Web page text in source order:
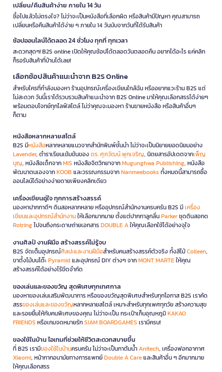
เปลี่ยน/คืนสินค้าง่าย ภายใน 14 วัน
ซื้อไปแล้วไม่ตรงใจ? ไม่ว่าจะเป็นหนังสือที่เลือกผิด หรือสินค้ามีปัญหา คุณสามารถ
เปลี่ยนหรือคืนสินค้าได้ง่าย ๆ ภายใน 14 วันนับจากวันที่ได้รับสินค้า
ช้อปออนไลน์ได้ตลอด 24 ชั่วโมง ทุกที่ ทุกเวลา
สะดวกสุดๆ! B2S online เปิดให้คุณช้อปได้ตลอดวันตลอดคืน อยากได้อะไร แค่คลิก
ก็รอรับสินค้าที่บ้านได้เลย!
เลือกช้อปสินค้าแนะนำจาก B2S Online
สำหรับใครที่กำลังมองหา ร้านอุปกรณ์เครื่องเขียนใกล้ฉัน หรืออยากแวะร้าน B2S แต่
ไม่สะดวก วันนี้เราได้รวบรวมสินค้าแนะนำจาก B2S Online มาให้คุณเลือกสรรได้ง่ายๆ
พร้อมตอบโจทย์ทุกไลฟ์สไตล์ ไม่ว่าคุณจะมองหา ร้านขายหนังสือ หรือสินค้าอื่นๆ
ก็ตาม
หนังสือหลากหลายสไตล์
B2S มีหนังสือหลากหลายแนวจากสำนักพิมพ์ชั้นนำ ไม่ว่าจะเป็นนิยายยอดนิยมอย่าง
Lavender, ตำราเรียนเข้มข้นของดร. ศุภวัฒน์ พุกเจริญ, นิตยสารอัปเดตจากเพ็ญ
บุญ, หนังสือเด็กจากMIS หนังสือจิตวิทยาจากMugunghwa Publishing, หนังสือ
พัฒนาตนเองจากKOOB และวรรณกรรมจากNanmeebooks ทั้งหมดนี้สามารถซื้อ
ออนไลน์ได้อย่างง่ายดายเพียงคลิกเดียว
เครื่องเขียนคู่ใจ ทุกการสร้างสรรค์
มองหาปากกาดีๆ ดินสอหลากหลาย หรืออุปกรณ์สำนักงานครบครัน B2S มีเครื่อง
เขียนและอุปกรณ์สำนักงานให้เลือกมากมาย ตั้งแต่ปากกาลูกลื่นParkerชุดดินสอกด
Rotringไปจนถึงกระดาษถ่ายเอกสารDOUBLE Aให้คุณเลือกใช้ได้อย่างจุใจ
งานศิลป์ งานฝีมือ สร้างสรรค์ไม่รู้จบ
B2S จัดเต็มอุปกรณ์ศิลปะและงานฝีมือสำหรับคนสร้างสรรค์ตัวจริง ทั้งสีไม้Colleen,
ขาตั้งไม้บนโต๊ะPyramidและอุปกรณ์ DIY ต่างๆ จากMONT MARTEให้คุณ
สร้างสรรค์ได้อย่างไร้ขีดจำกัด
ของเล่นและของขวัญ สุดพิเศษทุกเทศกาล
มองหาของเล่นเสริมพัฒนาการ หรือของขวัญสุดพิเศษสำหรับทุกโอกาส B2S เราคัด
สรรของเล่นและของขวัญหลากหลายสไตล์ เหมาะสำหรับทุกเพศทุกวัย สร้างความสุข
และรอยยิ้มให้กับคนพิเศษของคุณ ไม่ว่าจะเป็น กระเป๋าเก็บอุณหภูมิKAKAO
FRIENDS หรือเกมจดหมายรักSIAM BOARDGAMES เรามีครบ!
ของใช้ในบ้าน ไอเทมที่ช่วยให้ชีวิตสะดวกสบายขึ้น
ที่ B2S เรามีของใช้ในบ้านครบครัน ไม่ว่าจะเป็นกาต้มน้ำAnitech, เครื่องฟอกอากาศ
Xiaomi, หน้ากากอนามัยทางการแพทย์Double A Careและสินค้าอื่น ๆ อีกมากมาย
ให้คุณเลือกสรร